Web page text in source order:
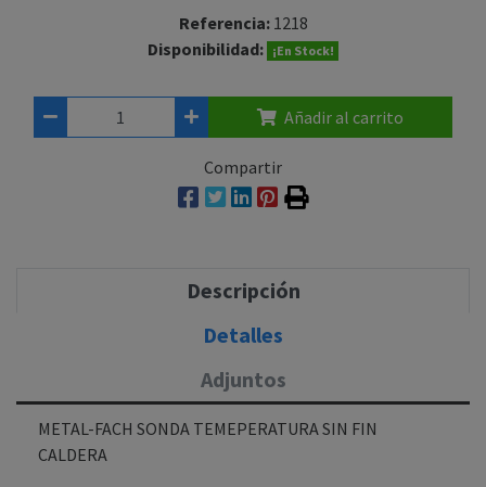
Referencia: 1218
Disponibilidad:
¡En Stock!
Añadir al carrito
Compartir
Descripción
Detalles
Adjuntos
METAL-FACH SONDA TEMEPERATURA SIN FIN
CALDERA